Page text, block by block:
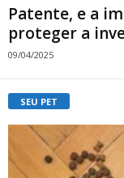
Patente, e a
proteger a
09/04/2025
SEU PET